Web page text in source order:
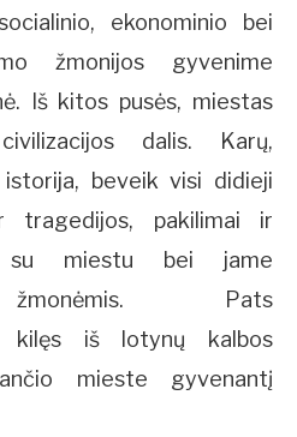
ekonominio bei
žmonijos gyvenime
Iš kitos pusės, miestas
dalis. Karų,
beveik visi didieji
tragedijos, pakilimai ir
su miestu bei jame
Pats
kilęs iš lotynų kalbos
mieste gyvenantį